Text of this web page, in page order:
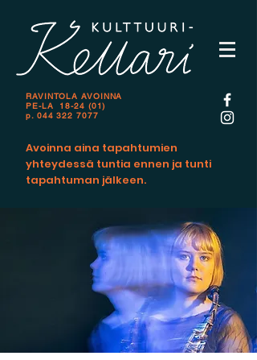
RAVINTOLA AVOINNA
PE-LA 18-24 (01)
p. 044 322 7077
Avoinna aina tapahtumien
yhteydessä tuntia ennen ja tunti
tapahtuman jälkeen.